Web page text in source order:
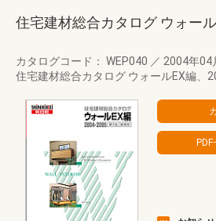
住宅建材総合カタログ ウォー
カタログコード： WEP040 ／ 2004年04
住宅建材総合カタログ ウォールEX編、